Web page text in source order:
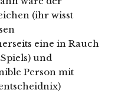
(ihr wisst
eine in Rauch
und
Person mit